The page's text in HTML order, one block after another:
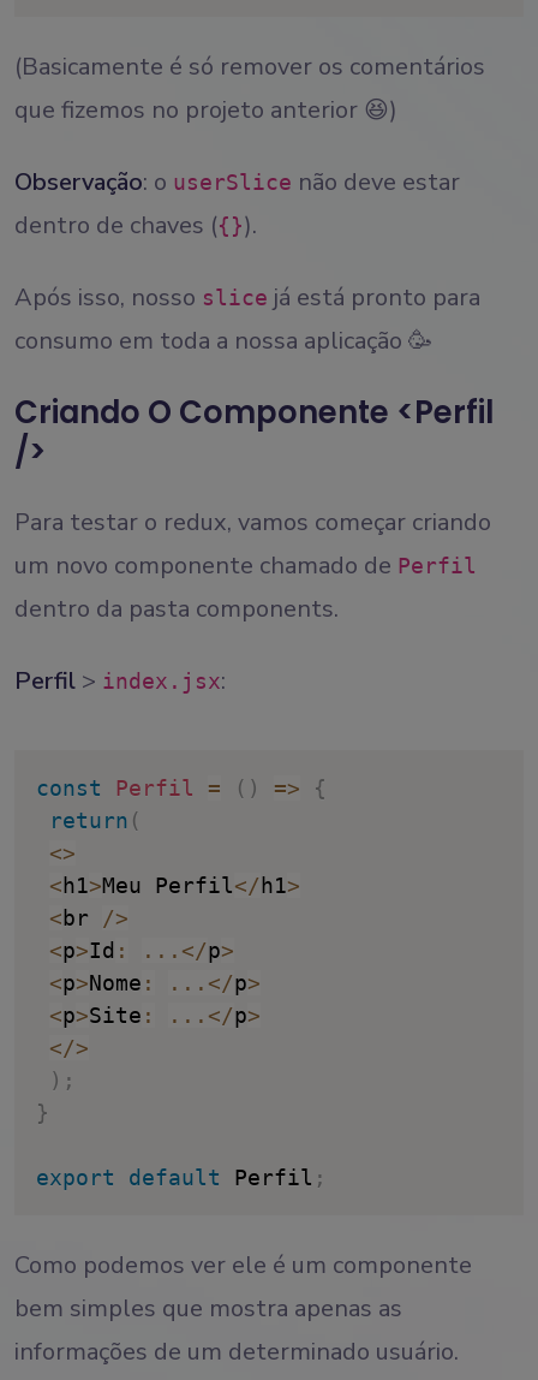
(Basicamente é só remover os comentários
que fizemos no projeto anterior 😆)
Observação: o userSlice não deve estar
dentro de chaves ({}).
Após isso, nosso slice já está pronto para
consumo em toda a nossa aplicação 🥳
Criando O Componente <Perfil
/>
Para testar o redux, vamos começar criando
um novo componente chamado de Perfil
dentro da pasta components.
Perfil > index.jsx:
const Perfil = ( ) =>
{
return (
<>
<h1>Meu Perfil</h1>
<br />
<p>Id : ... </p>
<p>Nome : ... </p>
<p>Site : ... </p>
</>
) ;
}
export default Perfil ;
Como podemos ver ele é um componente
bem simples que mostra apenas as
informações de um determinado usuário.